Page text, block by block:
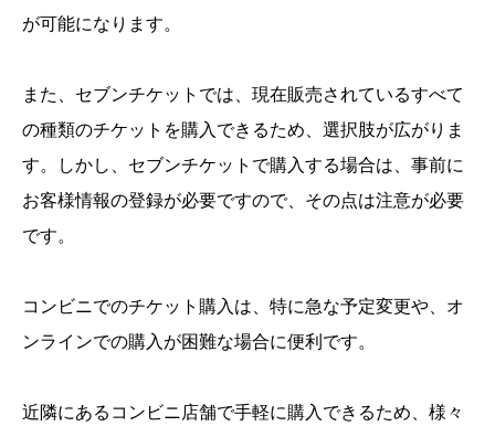
が可能になります。
また、セブンチケットでは、現在販売されているすべて
の種類のチケットを購入できるため、選択肢が広がりま
す。しかし、セブンチケットで購入する場合は、事前に
お客様情報の登録が必要ですので、その点は注意が必要
です。
コンビニでのチケット購入は、特に急な予定変更や、オ
ンラインでの購入が困難な場合に便利です。
近隣にあるコンビニ店舗で手軽に購入できるため、様々